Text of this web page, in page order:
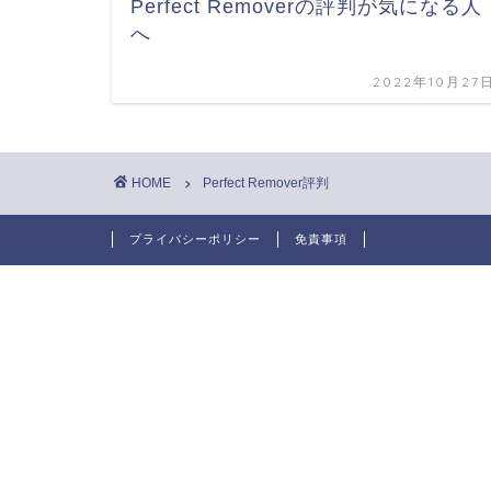
Perfect Removerの評判が気になる人
へ
2022年10月27
HOME Perfect Remover評判
プライバシーポリシー 免責事項